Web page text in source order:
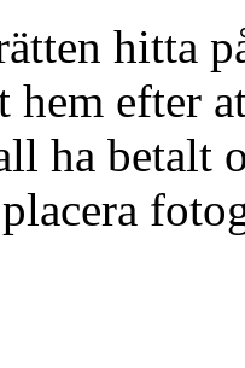
hitta
hem efter
ha betalt